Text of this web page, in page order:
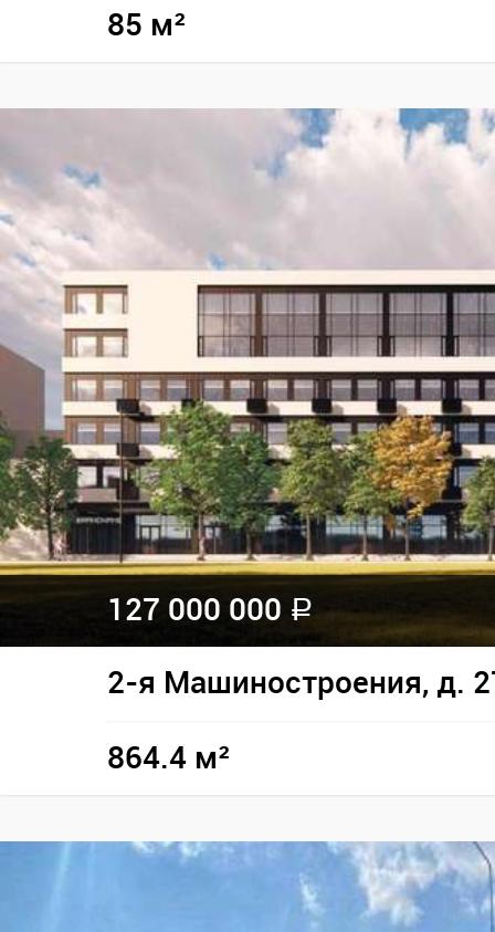
85 м²
127 000 000 a
2-я Машиностроения, д.
864.4 м²